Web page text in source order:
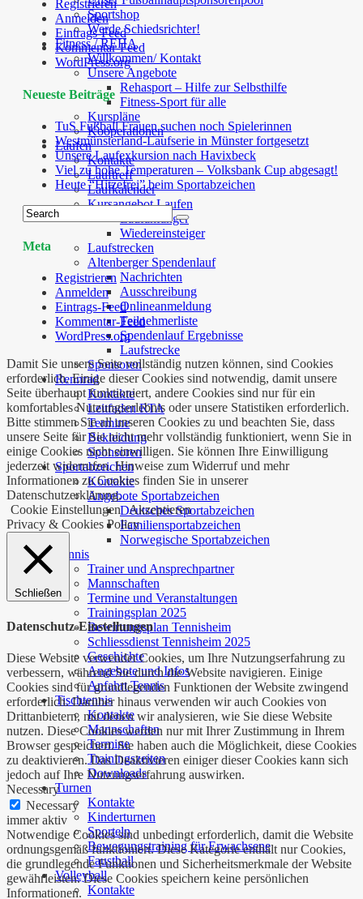
Sportshop
Werde Schiedsrichter!
Fitness / REHA
Willkommen/ Kontakt
Unsere Angebote
Rehasport – Hilfe zur Selbsthilfe
Fitness-Sport für alle
Kurspläne
Kooperationen
Laufen
Kontakte
Lauftreff
Laufkalender
Kursangebot Laufen
Laufanfänger
Wiedereinsteiger
Laufstrecken
Altenberger Spendenlauf
Nachrichten
Ausschreibung
Onlineanmeldung
Teilnehmerliste
Spendenlauf Ergebnisse
Laufstrecke
Sponsoren
Rennrad
Kontakte
Leitfaden RTA
Termine
Bekleidung
Sponsoren
Sportabzeichen
Kontakte
Angebote Sportabzeichen
Deutsches Sportabzeichen
Familiensportabzeichen
Norwegische Sportabzeichen
Tennis
Trainer und Ansprechpartner
Mannschaften
Termine und Veranstaltungen
Trainingsplan 2025
Bewirtungsplan Tennisheim
Schliessdienst Tennisheim 2025
Geschichte
Angebote und Infos
Anfahrt Tennis
Tischtennis
Kontakte
Mannschaften
Termine
Trainingszeiten
Downloads
Turnen
Kontakte
Kinderturnen
Sporteln
Bewegungstraining für Erwachsene
Faustball
Volleyball
Kontakte
Registrieren
Anmelden
Eintrags-Feed
Kommentar-Feed
WordPress.org
Neueste Beiträge
TuS Fußball Frauen suchen noch Spielerinnen
Westmünsterland-Laufserie in Münster fortgesetzt
Unsere Laufexkursion nach Havixbeck
Viel zu hohe Temperaturen – Volksbank Cup abgesagt!
Heute “Hitzefrei” beim Sportabzeichen
Meta
Registrieren
Anmelden
Eintrags-Feed
Kommentar-Feed
WordPress.org
Damit Sie unsere Seite vollständig nutzen können, sind Cookies
erforderlich. Einige dieser Cookies sind notwendig, damit unsere
Seite überhaupt funktioniert, andere Cookies sind nur für ein
komfortables Nutzungserlebnis oder unsere Statistiken erforderlich.
Bitte stimmen Sie all unseren Cookies zu und beachten Sie, dass
unsere Seite für Sie nicht mehr vollständig funktioniert, wenn Sie in
einige Cookies nicht einwilligen. Sie können Ihre Einwilligung
jederzeit widerrufen. Hinweise zum Widerruf und mehr
Informationen zu Cookies finden Sie in unserer
Datenschutzerklärung.
Cookie Einstellungen
Akzeptieren
Privacy & Cookies Policy
Schließen
Datenschutz-Einstellungen
Diese Website verwendet Cookies, um Ihre Nutzungserfahrung zu
verbessern, während Sie durch die Website navigieren. Einige
Cookies sind für grundlegenden Funktionen der Website zwingend
erforderlich. Darüber hinaus verwenden wir auch Cookies von
Drittanbietern, mit denen wir analysieren, wie Sie diese Website
nutzen. Diese Cookies werden nur mit Ihrer Zustimmung in Ihrem
Browser gespeichert. Sie haben auch die Möglichkeit, diese Cookies
zu deaktivieren. Das Deaktivieren einiger dieser Cookies kann sich
jedoch auf Ihre Nutzungserfahrung auswirken.
Necessary
Necessary
immer aktiv
Notwendige Cookies sind unbedingt erforderlich, damit die Website
ordnungsgemäß funktioniert. Diese Kategorie enthält nur Cookies,
die grundlegende Funktionen und Sicherheitsmerkmale der Website
gewährleisten. Diese Cookies speichern keine persönlichen
Informationen.